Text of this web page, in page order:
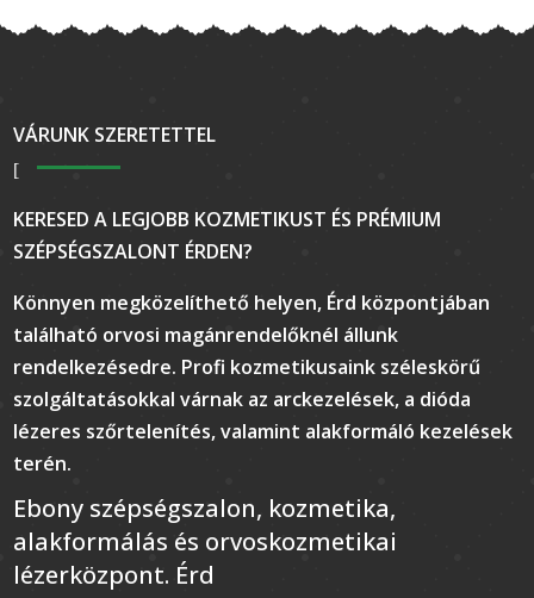
VÁRUNK SZERETETTEL
KERESED A LEGJOBB KOZMETIKUST ÉS PRÉMIUM
SZÉPSÉGSZALONT ÉRDEN?
Könnyen megközelíthető helyen, Érd központjában
található orvosi magánrendelőknél állunk
rendelkezésedre. Profi kozmetikusaink széleskörű
szolgáltatásokkal várnak az arckezelések, a dióda
lézeres szőrtelenítés, valamint alakformáló kezelések
terén.
Ebony szépségszalon, kozmetika,
alakformálás és orvoskozmetikai
lézerközpont. Érd